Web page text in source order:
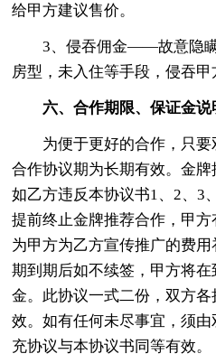
给甲方建议售价。
3、侵吞佣金——故意隐瞒
房型，未入住等手段，侵吞甲
六、合作期限、保证金说
为便于更好的合作，只要
合作协议期为长期有效。金牌
如乙方违反本协议书1、2、3
提前终止金牌推荐合作，甲
为甲方为乙方宣传推广的费
期到期后如不续签，甲方将
金。此协议一式二份，双方
效。如有任何未尽事宜，须
充协议与本协议书同等有效。